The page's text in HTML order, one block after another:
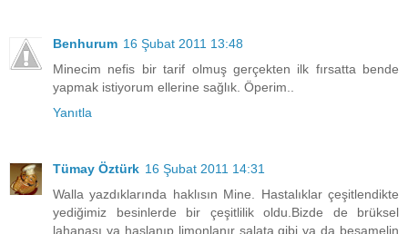
Benhurum 16 Şubat 2011 13:48
Minecim nefis bir tarif olmuş gerçekten ilk fırsatta bende
yapmak istiyorum ellerine sağlık. Öperim..
Yanıtla
Tümay Öztürk 16 Şubat 2011 14:31
Walla yazdıklarında haklısın Mine. Hastalıklar çeşitlendikte
yediğimiz besinlerde bir çeşitlilik oldu.Bizde de brüksel
lahanası ya haşlanıp limonlanır salata gibi ya da beşamelin